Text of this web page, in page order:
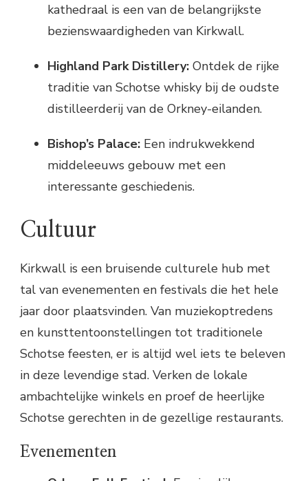
kathedraal is een van de belangrijkste
bezienswaardigheden van Kirkwall.
Highland Park Distillery: Ontdek de rijke
traditie van Schotse whisky bij de oudste
distilleerderij van de Orkney-eilanden.
Bishop’s Palace: Een indrukwekkend
middeleeuws gebouw met een
interessante geschiedenis.
Cultuur
Kirkwall is een bruisende culturele hub met
tal van evenementen en festivals die het hele
jaar door plaatsvinden. Van muziekoptredens
en kunsttentoonstellingen tot traditionele
Schotse feesten, er is altijd wel iets te beleven
in deze levendige stad. Verken de lokale
ambachtelijke winkels en proef de heerlijke
Schotse gerechten in de gezellige restaurants.
Evenementen